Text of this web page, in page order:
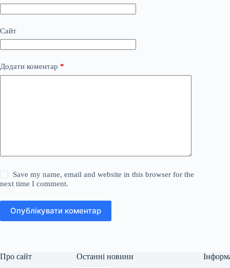
Сайт
Додати коментар *
Save my name, email and website in this browser for the
next time I comment.
Опублікувати коментар
Про сайт
Останні новини